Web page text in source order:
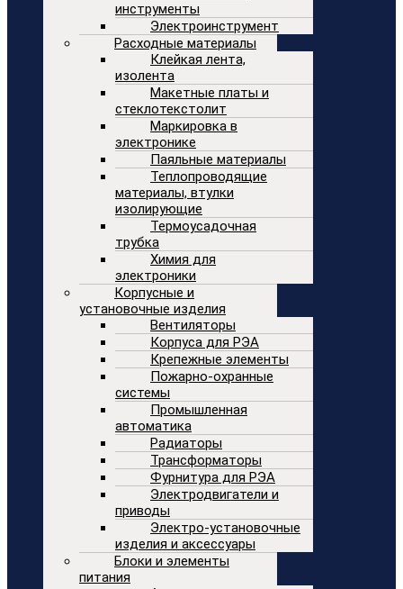
инструменты
Электроинструмент
Расходные материалы
Клейкая лента,
изолента
Макетные платы и
стеклотекстолит
Маркировка в
электронике
Паяльные материалы
Теплопроводящие
материалы, втулки
изолирующие
Термоусадочная
трубка
Химия для
электроники
Корпусные и
установочные изделия
Вентиляторы
Корпуса для РЭА
Крепежные элементы
Пожарно-охранные
системы
Промышленная
автоматика
Радиаторы
Трансформаторы
Фурнитура для РЭА
Электродвигатели и
приводы
Электро-установочные
изделия и аксессуары
Блоки и элементы
питания